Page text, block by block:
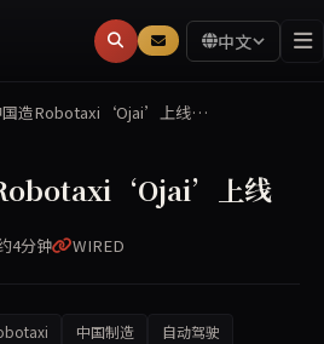
中文
国造Robotaxi‘Ojai’上线…
上线
4分钟 WIRED
中国制造 自动驾驶